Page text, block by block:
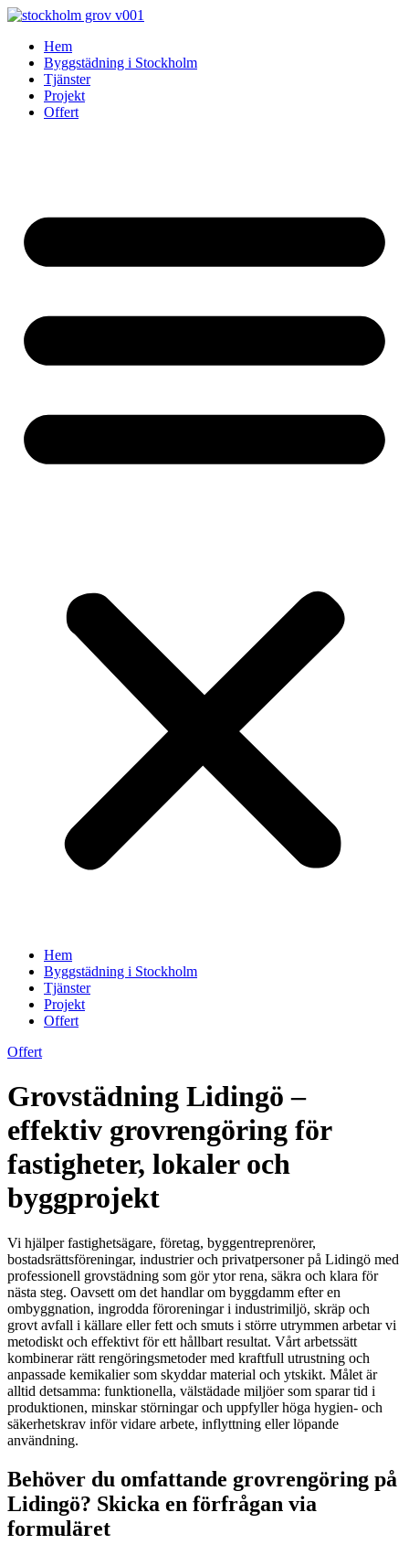
Skip
contentHem
Byggstädning i Stockholm
Tjänster
Projekt
Offert
Hem
Byggstädning i Stockholm
Tjänster
Projekt
Offert
Offert
Grovstädning Lidingö –
effektiv grovrengöring för
fastigheter, lokaler och
byggprojekt
Vi hjälper fastighetsägare, företag, byggentreprenörer,
bostadsrättsföreningar, industrier och privatpersoner på Lidingö med
professionell grovstädning som gör ytor rena, säkra och klara för
nästa steg. Oavsett om det handlar om byggdamm efter en
ombyggnation, ingrodda föroreningar i industrimiljö, skräp och
grovt avfall i källare eller fett och smuts i större utrymmen arbetar vi
metodiskt och effektivt för ett hållbart resultat. Vårt arbetssätt
kombinerar rätt rengöringsmetoder med kraftfull utrustning och
anpassade kemikalier som skyddar material och ytskikt. Målet är
alltid detsamma: funktionella, välstädade miljöer som sparar tid i
produktionen, minskar störningar och uppfyller höga hygien- och
säkerhetskrav inför vidare arbete, inflyttning eller löpande
användning.
Behöver du omfattande grovrengöring på
Lidingö? Skicka en förfrågan via
formuläret